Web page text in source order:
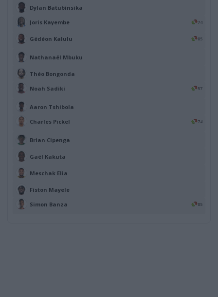
Dylan Batubinsika
Joris Kayembe 74
Gédéon Kalulu 85
Nathanaël Mbuku
Théo Bongonda
Noah Sadiki 57
Aaron Tshibola
Charles Pickel 74
Brian Cipenga
Gaël Kakuta
Meschak Elia
Fiston Mayele
Simon Banza 85